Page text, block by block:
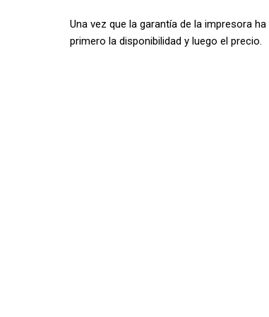
Una vez que la garantía de la impresora
primero la disponibilidad y luego el precio.